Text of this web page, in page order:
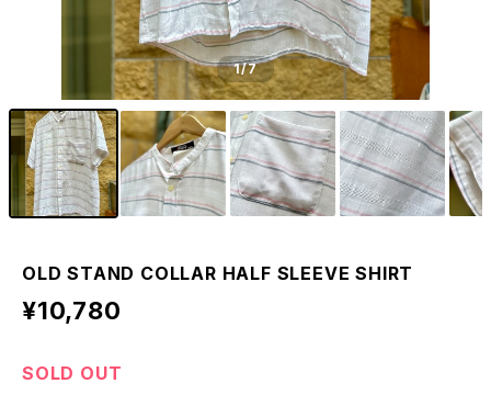
1/7
OLD STAND COLLAR HALF SLEEVE SHIRT
¥10,780
SOLD OUT